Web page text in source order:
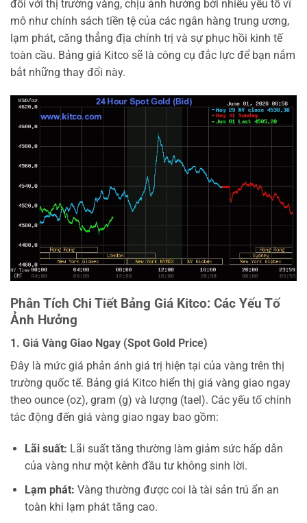
đối với thị trường vàng, chịu ảnh hưởng bởi nhiều yếu tố vĩ
mô như chính sách tiền tệ của các ngân hàng trung ương,
lạm phát, căng thẳng địa chính trị và sự phục hồi kinh tế
toàn cầu. Bảng giá Kitco sẽ là công cụ đắc lực để bạn nắm
bắt những thay đổi này.
Phân Tích Chi Tiết Bảng Giá Kitco: Các Yếu Tố
Ảnh Hưởng
1. Giá Vàng Giao Ngay (Spot Gold Price)
Đây là mức giá phản ánh giá trị hiện tại của vàng trên thị
trường quốc tế. Bảng giá Kitco hiển thị giá vàng giao ngay
theo ounce (oz), gram (g) và lượng (tael). Các yếu tố chính
tác động đến giá vàng giao ngay bao gồm:
Lãi suất: Lãi suất tăng thường làm giảm sức hấp dẫn
của vàng như một kênh đầu tư không sinh lời.
Lạm phát: Vàng thường được coi là tài sản trú ẩn an
toàn khi lạm phát tăng cao.